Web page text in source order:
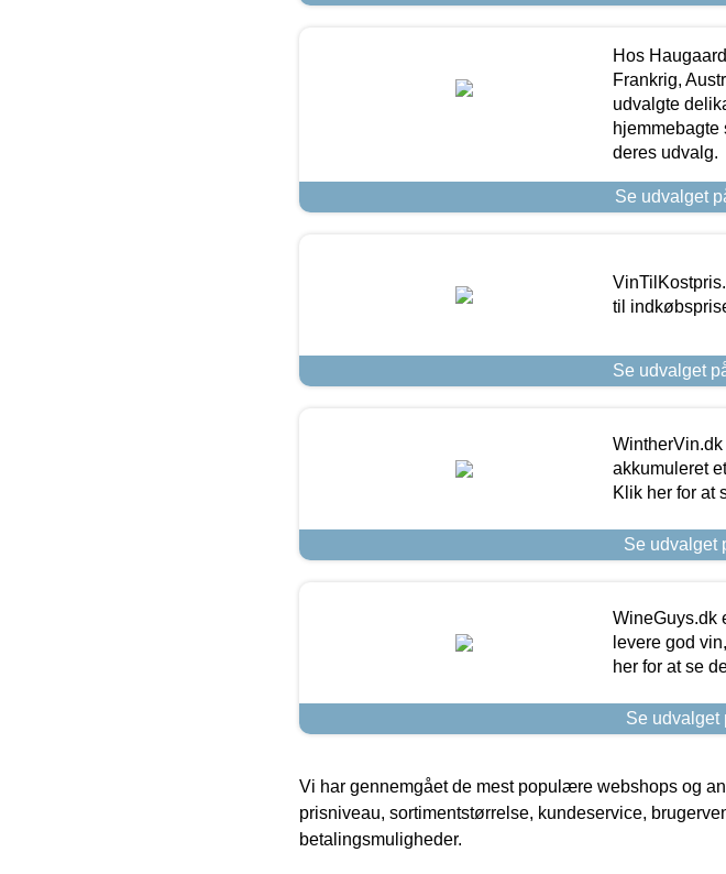
Hos
Frankrig,
udvalgte
hjemmebagte
deres udvalg.
Se udvalget
til
Se udvalget
akkumuleret
Klik her for at
Se udvalget
WineGuys.dk
levere god
her for at se
Se udvalget
Vi har gennemgået de mest populære webshops og
prisniveau, sortimentstørrelse, kundeservice,
betalingsmuligheder.